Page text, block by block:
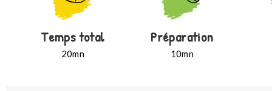
Temps total
20mn
Préparation
10mn